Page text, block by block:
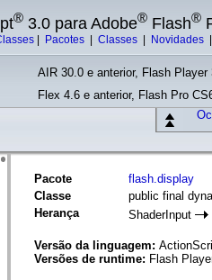
® 3.0 para Adobe® Flash®
Pacotes Classes Novidades
AIR 30.0 e anterior, Flash
Flex 4.6 e anterior, Flash Pro
Pacote
flash.display
Classe
public final
Herança
ShaderInput
Versão da linguagem:
Versões de runtime: Flash